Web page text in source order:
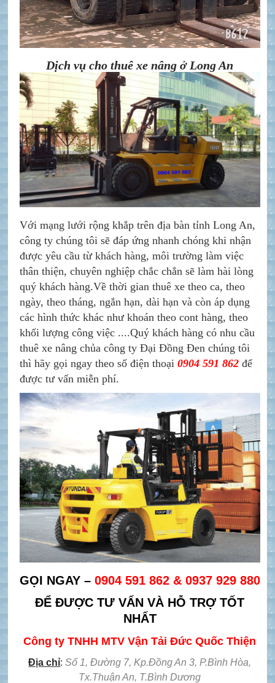
Dịch vụ cho thuê xe nâng ở Long An
Với mạng lưới rộng khắp trên địa bàn tỉnh Long An,
công ty chúng tôi sẽ đáp ứng nhanh chóng khi nhận
được yêu cầu từ khách hàng, môi trường làm việc
thân thiện, chuyên nghiệp chắc chắn sẽ làm hài lòng
quý khách hàng.Về thời gian thuê xe theo ca, theo
ngày, theo tháng, ngắn hạn, dài hạn và còn áp dụng
các hình thức khác như khoán theo cont hàng, theo
khối lượng công việc ....Quý khách hàng có nhu cầu
thuê xe nâng chủa công ty Đại Đồng Đen chúng tôi
thì hãy gọi ngay theo số điện thoại 0904 591 862 để
được tư vấn miễn phí.
GỌI NGAY – 0904 591 862 & 0937 929 880
ĐỂ ĐƯỢC TƯ VẤN VÀ HỖ TRỢ TỐT
NHẤT
Công ty TNHH MTV Vận Tải Đức Quốc Thiện
Địa chỉ:Số 1, Đường 7, Kp.Đồng An 3, P.Bình Hòa,
Tx.Thuận An, T.Bình Dương